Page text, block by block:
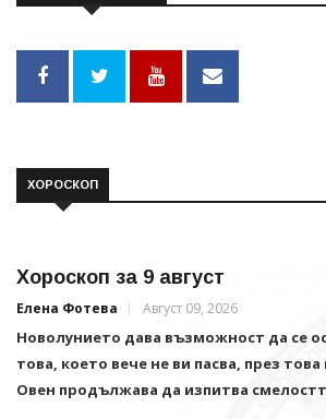
ХОРОСКОП
Хороскоп за 9 август
Елена Фотева Август 09, 2026
Новолунието дава възможност да се
това, което вече не ви пасва, през
Овен продължава да изпитва